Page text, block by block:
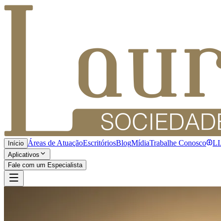
Início Áreas de AtuaçãoEscritóriosBlogMídiaTrabalhe Conosco
Aplicativos
Fale com um Especialista